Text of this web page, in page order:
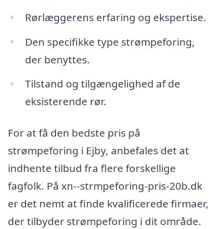
Rørlæggerens erfaring og ekspertise.
Den specifikke type strømpeforing,
der benyttes.
Tilstand og tilgængelighed af de
eksisterende rør.
For at få den bedste pris på
strømpeforing i Ejby, anbefales det at
indhente tilbud fra flere forskellige
fagfolk. På xn--strmpeforing-pris-20b.dk
er det nemt at finde kvalificerede firmaer,
der tilbyder strømpeforing i dit område.